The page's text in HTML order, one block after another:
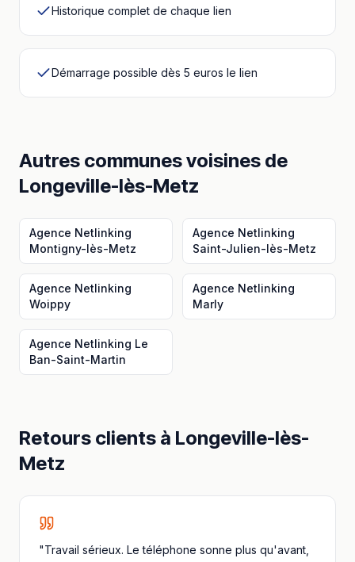
Historique complet de chaque lien
Démarrage possible dès 5 euros le lien
Autres communes voisines de
Longeville-lès-Metz
Agence Netlinking
Montigny-lès-Metz
Agence Netlinking
Saint-Julien-lès-Metz
Agence Netlinking
Woippy
Agence Netlinking
Marly
Agence Netlinking Le
Ban-Saint-Martin
Retours clients à Longeville-lès-
Metz
"Travail sérieux. Le téléphone sonne plus qu'avant,